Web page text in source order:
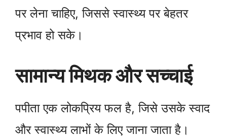
पर लेना चाहिए, जिससे स्वास्थ्य पर बेहतर
प्रभाव हो सके।
सामान्य मिथक और सच्चाई
पपीता एक लोकप्रिय फल है, जिसे उसके स्वाद
और स्वास्थ्य लाभों के लिए जाना जाता है।